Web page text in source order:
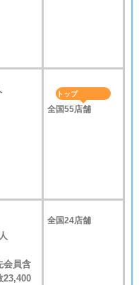
トップ
全国55店舗
会員含
23,400
全国24店舗